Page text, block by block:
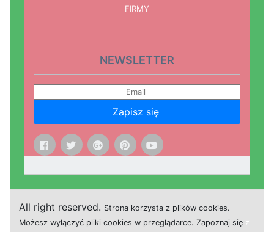
FIRMY
NEWSLETTER
Zapisz się
All right reserved. Strona korzysta z plików cookies.
Możesz wyłączyć pliki cookies w przeglądarce. Zapoznaj się z